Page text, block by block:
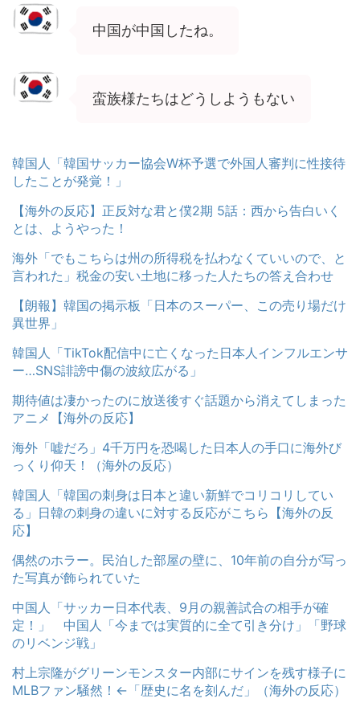
中国が中国したね。
蛮族様たちはどうしようもない
韓国人「韓国サッカー協会W杯予選で外国人審判に性接待
したことが発覚！」
【海外の反応】正反対な君と僕2期 5話：西から告白いく
とは、ようやった！
海外「でもこちらは州の所得税を払わなくていいので、と
言われた」税金の安い土地に移った人たちの答え合わせ
【朗報】韓国の掲示板「日本のスーパー、この売り場だけ
異世界」
韓国人「TikTok配信中に亡くなった日本人インフルエンサ
ー…SNS誹謗中傷の波紋広がる」
期待値は凄かったのに放送後すぐ話題から消えてしまった
アニメ【海外の反応】
海外「嘘だろ」4千万円を恐喝した日本人の手口に海外び
っくり仰天！（海外の反応）
韓国人「韓国の刺身は日本と違い新鮮でコリコリしてい
る」日韓の刺身の違いに対する反応がこちら【海外の反
応】
偶然のホラー。民泊した部屋の壁に、10年前の自分が写っ
た写真が飾られていた
中国人「サッカー日本代表、9月の親善試合の相手が確
定！」 中国人「今までは実質的に全て引き分け」「野球
のリベンジ戦」
村上宗隆がグリーンモンスター内部にサインを残す様子に
MLBファン騒然！←「歴史に名を刻んだ」（海外の反応）